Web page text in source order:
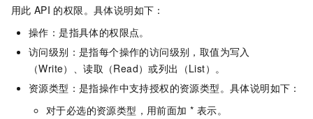
用此 API 的权限。具体说明如下：
操作：是指具体的权限点。
访问级别：是指每个操作的访问级别，取值为写入
（Write）、读取（Read）或列出（List）。
资源类型：是指操作中支持授权的资源类型。具体说明如下：
对于必选的资源类型，用前面加 * 表示。